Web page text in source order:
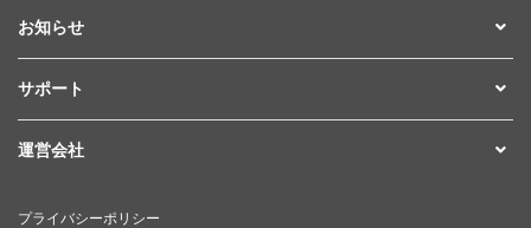
お知らせ
サポート
運営会社
プライバシーポリシー